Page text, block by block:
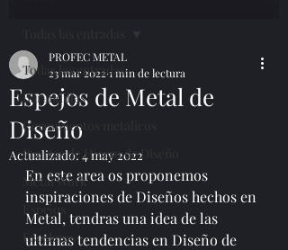
Todas las entradas
Barandillas
Cerramientos metalicos
Puertas de Hierro de Diseño
Metal Work
Espejos
Escaleras
Espejos de Metal de
Diseño
PROFEC METAL
23 mar 2022 1 min de lectura
Actualizado: 4 may 2022
En este area os proponemos
inspiraciones de Diseños hechos en
Metal, tendras una idea de las
ultimas tendencias en Diseño de